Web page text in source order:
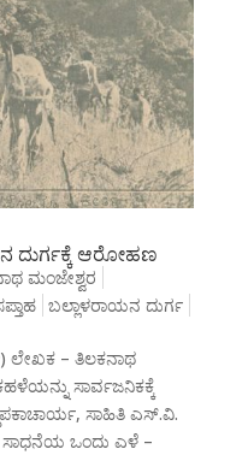
ದುರ್ಗಕ್ಕೆ ಆರೋಹಣ
ಮಂಜೇಶ್ವರ
ಬಲ್ಲಾಳರಾಯನ ದುರ್ಗ
ಲೇಖಕ – ತಿಲಕನಾಥ
ಸಾರ್ವಜನಿಕಕ್ಕೆ
ಸಾಹಿತಿ ಎಸ್.ವಿ.
ಒಂದು ಎಳೆ –